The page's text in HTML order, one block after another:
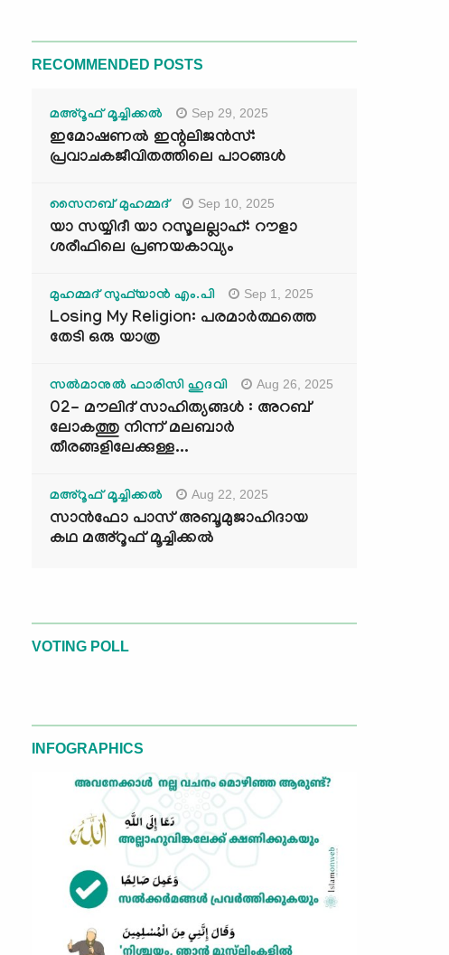
RECOMMENDED POSTS
മഅ്റൂഫ് മൂച്ചിക്കല്‍ Sep 29, 2025
ഇമോഷണൽ ഇന്റലിജൻസ്:
പ്രവാചകജീവിതത്തിലെ പാഠങ്ങൾ
സൈനബ് മുഹമ്മദ് Sep 10, 2025
യാ സയ്യിദീ യാ റസൂലല്ലാഹ്: റൗളാ
ശരീഫിലെ പ്രണയകാവ്യം
മുഹമ്മദ് സുഫ്‌യാൻ എം.പി Sep 1, 2025
Losing My Religion: പരമാർത്ഥത്തെ
തേടി ഒരു യാത്ര
സൽമാനുൽ ഫാരിസി ഹുദവി Aug 26, 2025
02- മൗലിദ് സാഹിത്യങ്ങൾ : അറബ്
ലോകത്തു നിന്ന് മലബാർ
തീരങ്ങളിലേക്കുള്ള...
മഅ്റൂഫ് മൂച്ചിക്കല്‍ Aug 22, 2025
സാൻഫോ പാസ് അബൂമുജാഹിദായ
കഥ മഅ്റൂഫ് മൂച്ചിക്കല്‍
VOTING POLL
INFOGRAPHICS